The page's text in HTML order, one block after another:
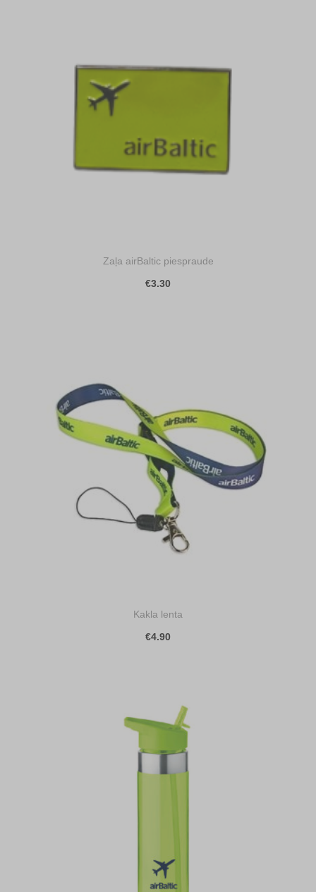
Zaļa airBaltic piespraude
€3.30
Kakla lenta
€4.90